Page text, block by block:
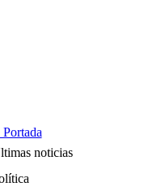
noticias